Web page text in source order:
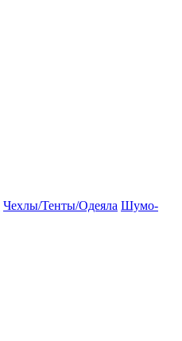
Чехлы/Тенты/Одеяла Шумо-